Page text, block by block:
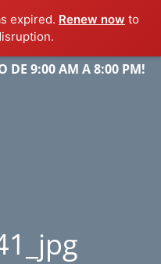
expired. Renew now to
DE 9:00 AM A 8:00 PM!
Menu